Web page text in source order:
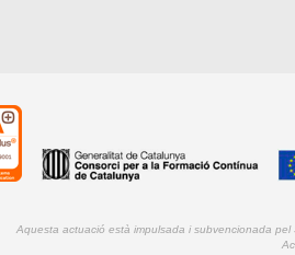
Aquesta actuació està impulsada i subvencionada